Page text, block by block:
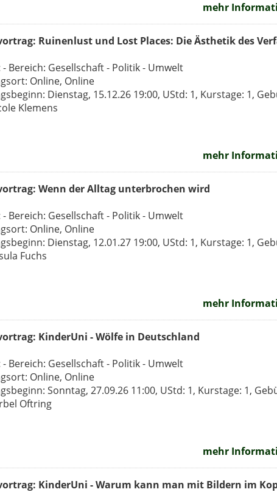
mehr
Ruinenlust und Lost Places: Die Ästhetik des
Bereich: Gesellschaft - Politik - Umwelt
Online, Online
Dienstag, 15.12.26 19:00, UStd: 1, Kurstage: 1,
Klemens
mehr
Wenn der Alltag unterbrochen wird
Bereich: Gesellschaft - Politik - Umwelt
Online, Online
Dienstag, 12.01.27 19:00, UStd: 1, Kurstage: 1,
Fuchs
mehr
KinderUni - Wölfe in Deutschland
Bereich: Gesellschaft - Politik - Umwelt
Online, Online
Sonntag, 27.09.26 11:00, UStd: 1, Kurstage: 1,
Oftring
mehr
KinderUni - Warum kann man mit Bildern im